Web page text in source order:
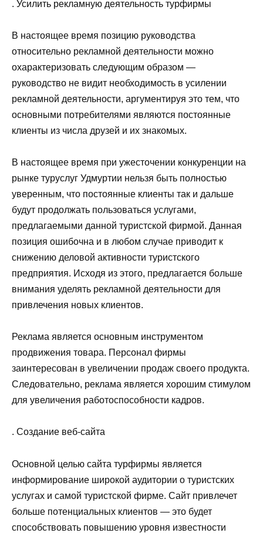
. Усилить рекламную деятельность турфирмы
В настоящее время позицию руководства
относительно рекламной деятельности можно
охарактеризовать следующим образом —
руководство не видит необходимость в усилении
рекламной деятельности, аргументируя это тем, что
основными потребителями являются постоянные
клиенты из числа друзей и их знакомых.
В настоящее время при ужесточении конкуренции на
рынке туруслуг Удмуртии нельзя быть полностью
уверенным, что постоянные клиенты так и дальше
будут продолжать пользоваться услугами,
предлагаемыми данной туристской фирмой. Данная
позиция ошибочна и в любом случае приводит к
снижению деловой активности туристского
предприятия. Исходя из этого, предлагается больше
внимания уделять рекламной деятельности для
привлечения новых клиентов.
Реклама является основным инструментом
продвижения товара. Персонал фирмы
заинтересован в увеличении продаж своего продукта.
Следовательно, реклама является хорошим стимулом
для увеличения работоспособности кадров.
. Создание веб-сайта
Основной целью сайта турфирмы является
информирование широкой аудитории о туристских
услугах и самой туристской фирме. Сайт привлечет
больше потенциальных клиентов — это будет
способствовать повышению уровня известности